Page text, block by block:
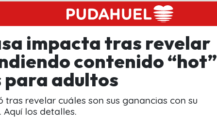
impacta tras revelar
contenido “hot”
adultos
revelar cuáles son sus ganancias con su
los detalles.